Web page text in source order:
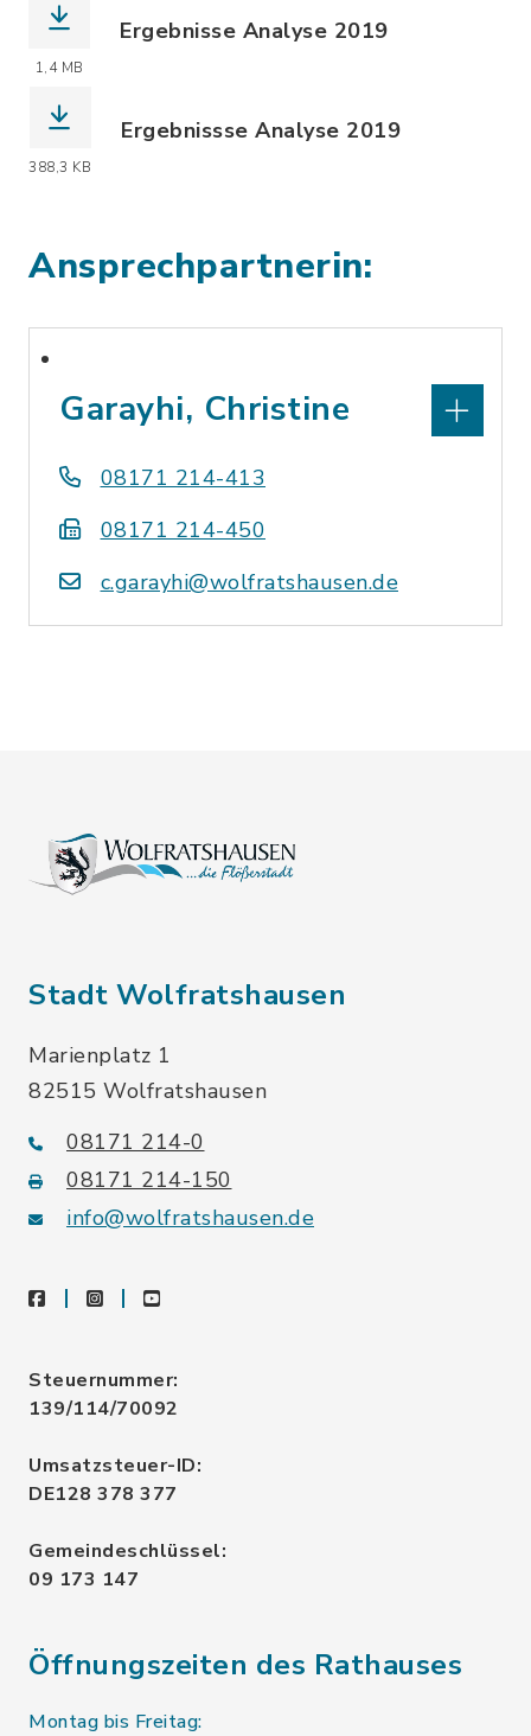
1,4 MB
Ergebnisse Analyse 2019
388,3 KB
Ergebnissse Analyse 2019
Ansprechpartnerin:
Garayhi, Christine
08171 214-413
08171 214-450
c.garayhi@wolfratshausen.de
Stadt Wolfratshausen
Marienplatz 1
82515 Wolfratshausen
08171 214-0
08171 214-150
info@wolfratshausen.de
facebookinstagramyoutube
Steuernummer:
139/114/70092
Umsatzsteuer-ID:
DE128 378 377
Gemeindeschlüssel:
09 173 147
Öffnungszeiten des Rathauses
Montag bis Freitag: